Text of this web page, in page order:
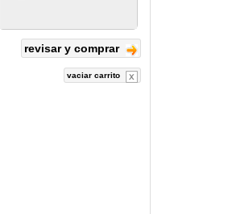
revisar y comprar
vaciar carrito